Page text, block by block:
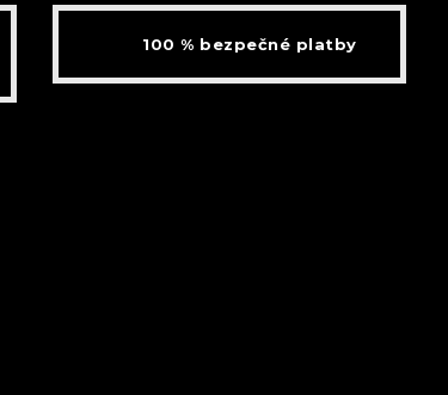
100 % bezpečné platby